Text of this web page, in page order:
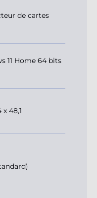
de cartes
11 Home 64 bits
x 48,1